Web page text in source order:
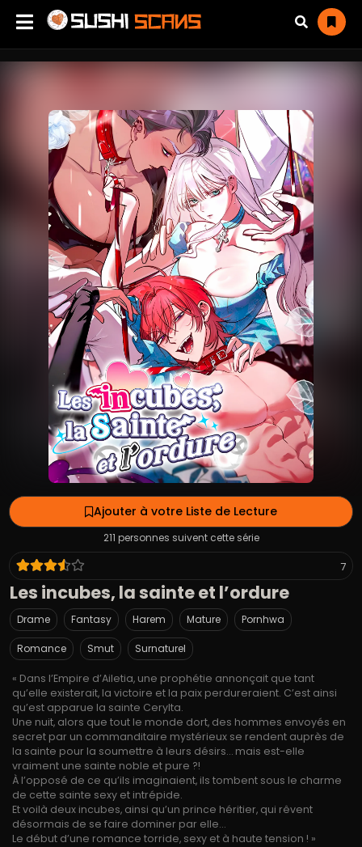
Ajouter à votre Liste de Lecture
211 personnes suivent cette série
7
Les incubes, la sainte et l’ordure
Drame Fantasy Harem Mature Pornhwa
Romance Smut Surnaturel
« Dans l’Empire d’Ailetia, une prophétie annonçait que tant
qu’elle existerait, la victoire et la paix perdureraient. C’est ainsi
qu’est apparue la sainte Cerylta.
Une nuit, alors que tout le monde dort, des hommes envoyés en
secret par un commanditaire mystérieux se rendent auprès de
la sainte pour la soumettre à leurs désirs… mais est-elle
vraiment une sainte noble et pure ?!
À l’opposé de ce qu’ils imaginaient, ils tombent sous le charme
de cette sainte sexy et intrépide.
Et voilà deux incubes, ainsi qu’un prince héritier, qui rêvent
désormais de se faire dominer par elle…
Le début d’une romance torride, sexy et à haute tension ! »